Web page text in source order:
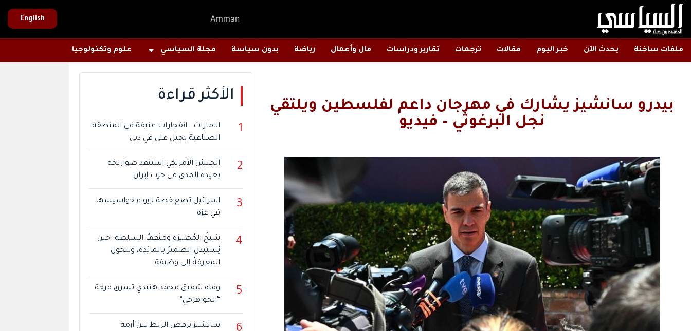
Amman
English
ملفات ساخنة يحدث الآن خبر اليوم مقالات ترجمات تقارير ودراسات مال وأعمال رياضة بدون سياسة مجلة السياسي علوم وتكنولوجيا
بيدرو سانشيز يشارك في مهرجان داعم لفلسطين ويلتقي
نجل البرغوثي – فيديو
الأكثر قراءة
1
الامارات : انفجارات عنيفة في المنطقة
الصناعية بجبل علي في دبي
2
الجيش الأمريكي استنفد صواريخه
بعيدة المدى في حرب إيران
3
اسرائيل تضع خطة لإيواء جواسيسها
في غزة
4
شيخُ المُضِيرَة ومثقفُ السلطة: حين
يُستبدل الضميرُ بالمائدة، وتتحول
المعرفةُ إلى وظيفة:
5
وفاة شقيق محمد هنيدي تسرق فرحة
“الجواهرجي”
سانشيز يرفض الربط بين أزمة